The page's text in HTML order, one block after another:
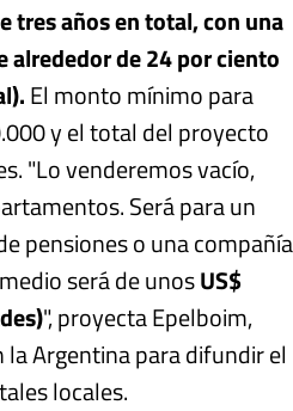
tres años en total, con una
alrededor de 24 por ciento
El monto mínimo para
y el total del proyecto
"Lo venderemos vacío,
Será para un
pensiones o una compañía
será de unosUS$
", proyecta Epelboim,
Argentina para difundir el
locales.